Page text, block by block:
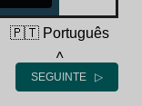
🇵🇹 Português
˄
SEGUINTE ▷